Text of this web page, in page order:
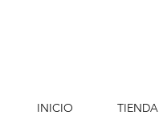
INICIO TIENDA